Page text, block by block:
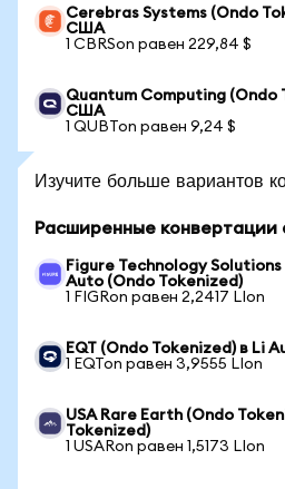
Cerebras Systems (Ondo
США
1 CBRSon равен 229,84 $
Quantum Computing (Ondo
США
1 QUBTon равен 9,24 $
Изучите больше вариантов
Расширенные конвертации
Figure Technology
Auto (Ondo Tokenized)
1 FIGRon равен 2,2417 LIon
EQT (Ondo Tokenized) в Li
1 EQTon равен 3,9555 LIon
USA Rare Earth (Ondo
Tokenized)
1 USARon равен 1,5173 LIon